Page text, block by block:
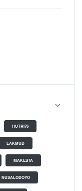
HUTRI76
LAKMUD
MAKESTA
NUSALODOYO